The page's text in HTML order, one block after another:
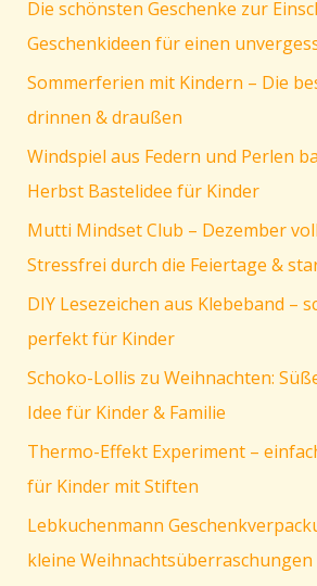
Bastelidee
(fliegt
wirklich!)
Die schönsten Geschenke zur
Geschenkideen für einen
Sommerferien mit Kindern – Die
drinnen & draußen
Windspiel aus Federn und Perlen
Herbst Bastelidee für Kinder
Mutti Mindset Club – Dezember
Stressfrei durch die Feiertage &
DIY Lesezeichen aus Klebeband –
perfekt für Kinder
Schoko-Lollis zu Weihnachten:
Idee für Kinder & Familie
Thermo-Effekt Experiment –
für Kinder mit Stiften
Lebkuchenmann
kleine Weihnachtsüberraschungen